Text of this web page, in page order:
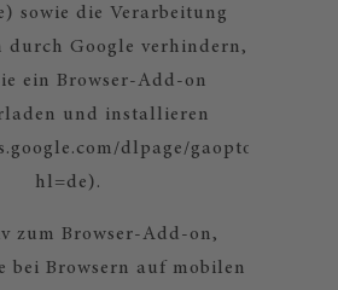
sowie die Verarbeitung
durch Google verhindern,
ein Browser-Add-on
und installieren
dlpage/gaoptout?
hl=de).
zum Browser-Add-on,
bei Browsern auf mobilen